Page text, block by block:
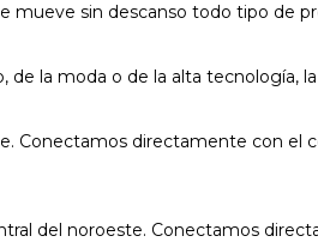
mueve sin descanso todo tipo de
la moda o de la alta tecnología,
Conectamos directamente con el
del noroeste. Conectamos